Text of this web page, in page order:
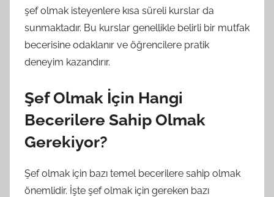
şef olmak isteyenlere kısa süreli kurslar da
sunmaktadır. Bu kurslar genellikle belirli bir mutfak
becerisine odaklanır ve öğrencilere pratik
deneyim kazandırır.
Şef Olmak İçin Hangi
Becerilere Sahip Olmak
Gerekiyor?
Şef olmak için bazı temel becerilere sahip olmak
önemlidir. İşte şef olmak için gereken bazı